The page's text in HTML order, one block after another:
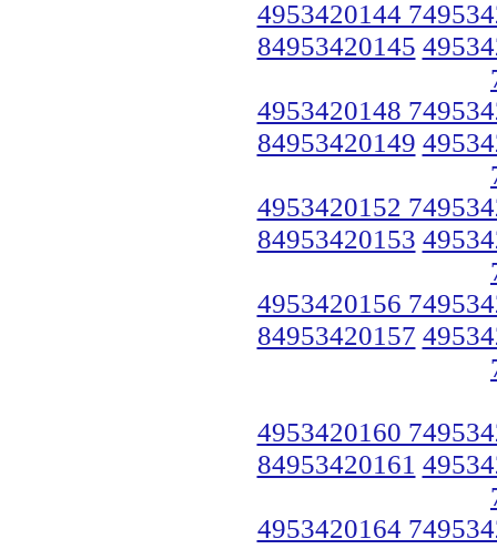
4953420144
84953420145
4953420148
84953420149
4953420152
84953420153
4953420156
84953420157
4953420160
84953420161
4953420164